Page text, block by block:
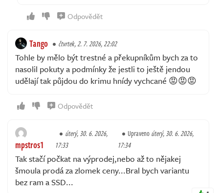
Odpovědět
Tango čtvrtek, 2. 7. 2026, 22:02
Tohle by mělo být trestné a překupníkům bych za to
nasolil pokuty a podmínky že jestli to ještě jendou
udělají tak půjdou do krimu hnídy vychcané 😡😡😡
Odpovědět
mpstros1
úterý, 30. 6. 2026,
17:33
Upravenoúterý, 30. 6. 2026,
17:34
Tak stačí počkat na výprodej,nebo až to nějakej
šmoula prodá za zlomek ceny...Bral bych variantu
bez ram a SSD...